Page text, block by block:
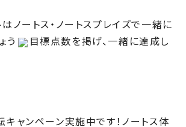
ノートス・ノートスプレイズで一緒に
う
目標点数を掲げ、一緒に達成し
キャンペーン実施中です！ノートス体